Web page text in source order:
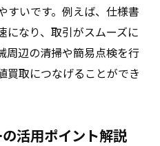
すいです。例えば、仕様書
になり、取引がスムーズに
周辺の清掃や簡易点検を行
買取につなげることができ
活用ポイント解説